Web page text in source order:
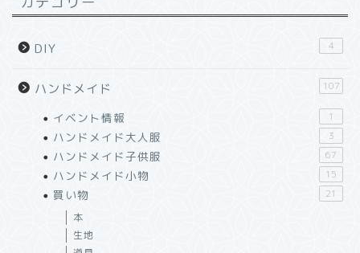
DIY 4
ハンドメイド 107
イベント情報 1
ハンドメイド大人服 3
ハンドメイド子供服 67
ハンドメイド小物 15
買い物 21
本
生地